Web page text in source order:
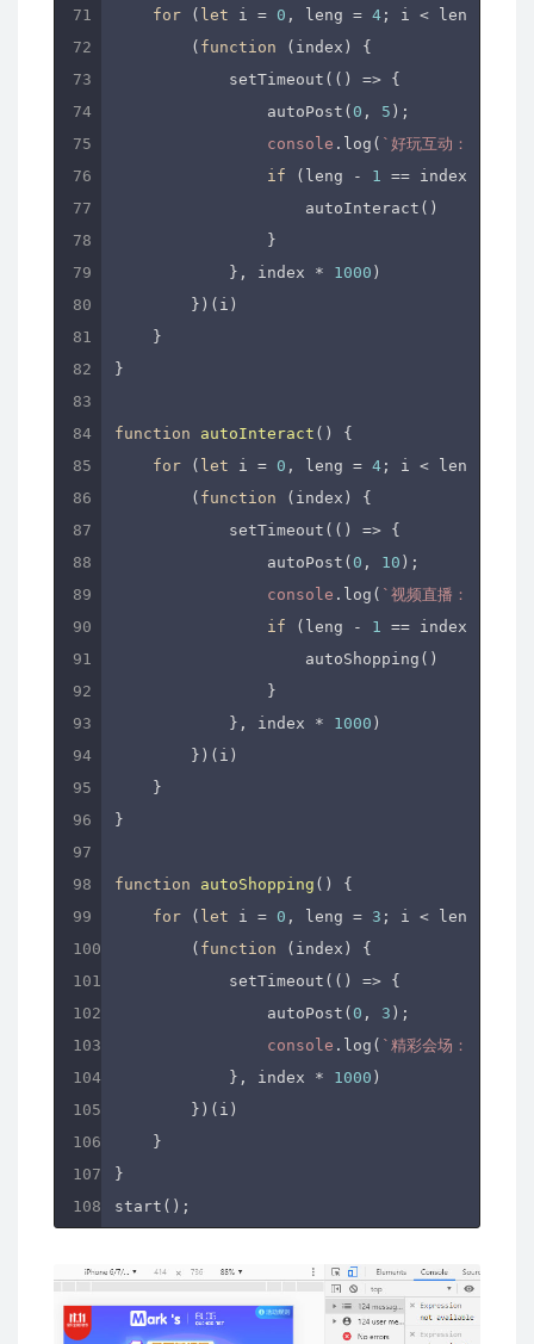
for ( let i = 0 , leng = 4 ; i < leng;
        (
function ( index ) {
            setTimeout(
() => {
                autoPost(
0 , 5 );
console .log( `好玩互动：
if (leng - 1 == index) {
                    autoInteract()
                }
            }, index *
1000 )
        })(i)
    }
}
function autoInteract ( ) {
for ( let i = 0 , leng = 4 ; i < leng;
        (
function ( index ) {
            setTimeout(
() => {
                autoPost(
0 , 10 );
console .log( `视频直播：
if (leng - 1 == index) {
                    autoShopping()
                }
            }, index *
1000 )
        })(i)
    }
}
function autoShopping ( ) {
for ( let i = 0 , leng = 3 ; i < leng;
        (
function ( index ) {
            setTimeout(
() => {
                autoPost(
0 , 3 );
console .log( `精彩会场：
            }, index *
1000 )
        })(i)
    }
}
start();